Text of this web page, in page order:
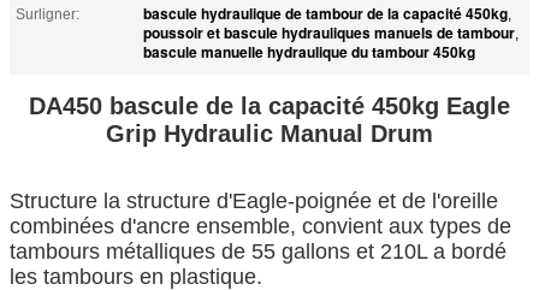
Surligner:
bascule hydraulique de tambour de la capacité 450kg,
poussoir et bascule hydrauliques manuels de tambour,
bascule manuelle hydraulique du tambour 450kg
DA450 bascule de la capacité 450kg Eagle
Grip Hydraulic Manual Drum
Structure la structure d'Eagle-poignée et de l'oreille
combinées d'ancre ensemble, convient aux types de
tambours métalliques de 55 gallons et 210L a bordé
les tambours en plastique.